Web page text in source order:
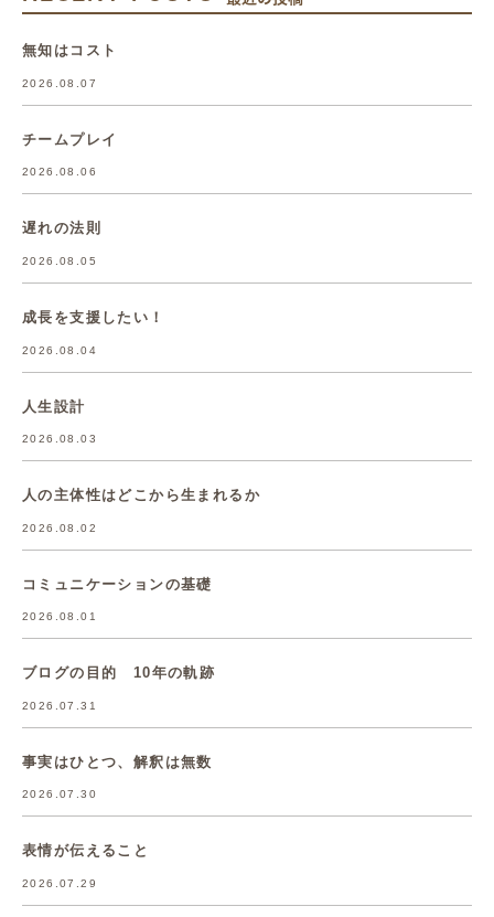
無知はコスト
2026.08.07
チームプレイ
2026.08.06
遅れの法則
2026.08.05
成長を支援したい！
2026.08.04
人生設計
2026.08.03
人の主体性はどこから生まれるか
2026.08.02
コミュニケーションの基礎
2026.08.01
ブログの目的 10年の軌跡
2026.07.31
事実はひとつ、解釈は無数
2026.07.30
表情が伝えること
2026.07.29